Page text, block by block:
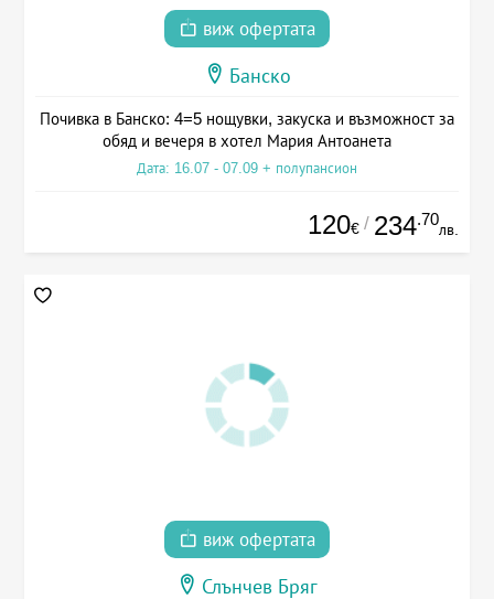
виж офертата
Банско
Почивка в Банско: 4=5 нощувки, закуска и възможност за
обяд и вечеря в хотел Мария Антоанета
Дата: 16.07 - 07.09 + полупансион
120€ / 234.70
лв.
виж офертата
Слънчев Бряг